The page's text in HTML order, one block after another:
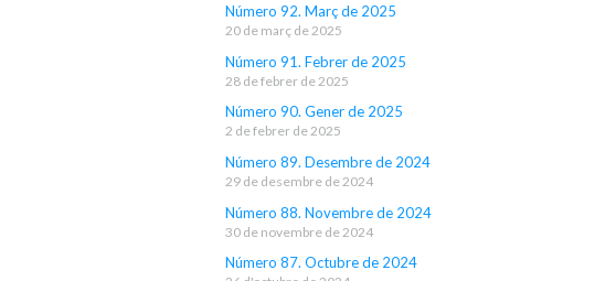
Número 92. Març de 2025
20 de març de 2025
Número 91. Febrer de 2025
28 de febrer de 2025
Número 90. Gener de 2025
2 de febrer de 2025
Número 89. Desembre de 2024
29 de desembre de 2024
Número 88. Novembre de 2024
30 de novembre de 2024
Número 87. Octubre de 2024